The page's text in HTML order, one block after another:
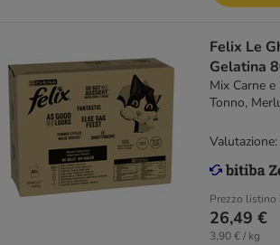
Felix Le
Gelatina
Mix Carne
Tonno,
Prezzo listino
26,49 €
3,90 € / kg